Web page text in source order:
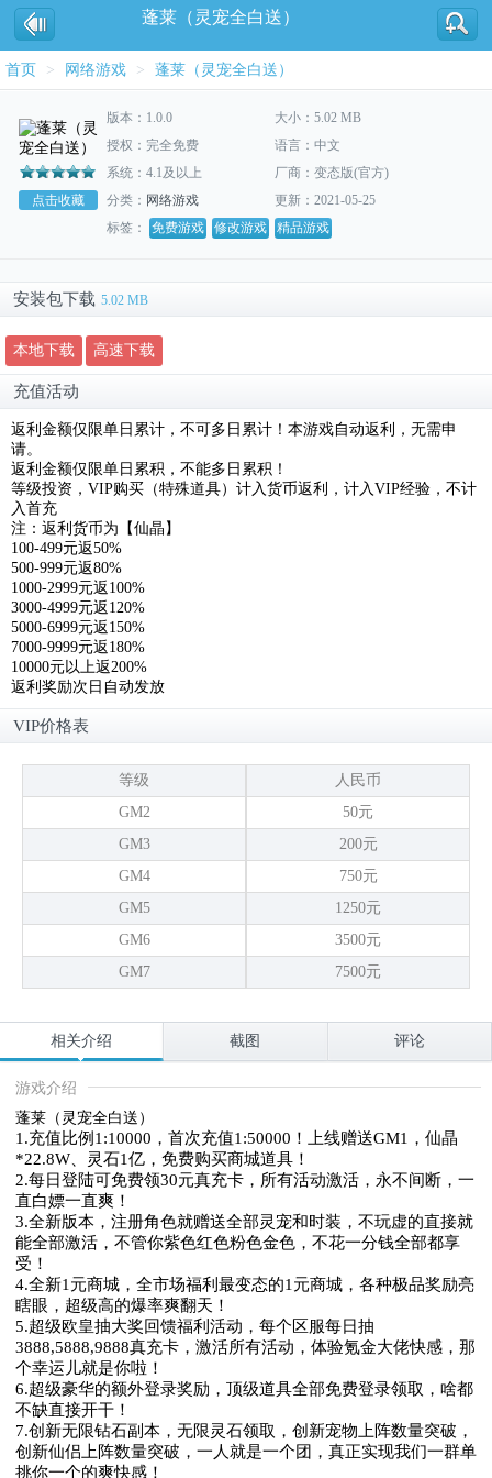
蓬莱（灵宠全白送）
首页 > 网络游戏 > 蓬莱（灵宠全白送）
点击收藏
版本：1.0.0
大小：5.02 MB
授权：完全免费
语言：中文
系统：4.1及以上
厂商：变态版(官方)
分类： 网络游戏
更新：2021-05-25
标签：
免费游戏 修改游戏 精品游戏
安装包下载 5.02 MB
本地下载 高速下载
充值活动
返利金额仅限单日累计，不可多日累计！本游戏自动返利，无需申
请。
返利金额仅限单日累积，不能多日累积！
等级投资，VIP购买（特殊道具）计入货币返利，计入VIP经验，不计
入首充
注：返利货币为【仙晶】
100-499元返50%
500-999元返80%
1000-2999元返100%
3000-4999元返120%
5000-6999元返150%
7000-9999元返180%
10000元以上返200%
返利奖励次日自动发放
VIP价格表
等级
人民币
GM2
50元
GM3
200元
GM4
750元
GM5
1250元
GM6
3500元
GM7
7500元
相关介绍 截图 评论
游戏介绍
蓬莱（灵宠全白送）
1.充值比例1:10000，首次充值1:50000！上线赠送GM1，仙晶
*22.8W、灵石1亿，免费购买商城道具！
2.每日登陆可免费领30元真充卡，所有活动激活，永不间断，一
直白嫖一直爽！
3.全新版本，注册角色就赠送全部灵宠和时装，不玩虚的直接就
能全部激活，不管你紫色红色粉色金色，不花一分钱全部都享
受！
4.全新1元商城，全市场福利最变态的1元商城，各种极品奖励亮
瞎眼，超级高的爆率爽翻天！
5.超级欧皇抽大奖回馈福利活动，每个区服每日抽
3888,5888,9888真充卡，激活所有活动，体验氪金大佬快感，那
个幸运儿就是你啦！
6.超级豪华的额外登录奖励，顶级道具全部免费登录领取，啥都
不缺直接开干！
7.创新无限钻石副本，无限灵石领取，创新宠物上阵数量突破，
创新仙侣上阵数量突破，一人就是一个团，真正实现我们一群单
挑你一个的爽快感！